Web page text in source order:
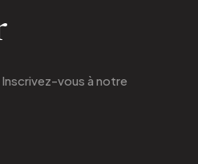
vous à notre